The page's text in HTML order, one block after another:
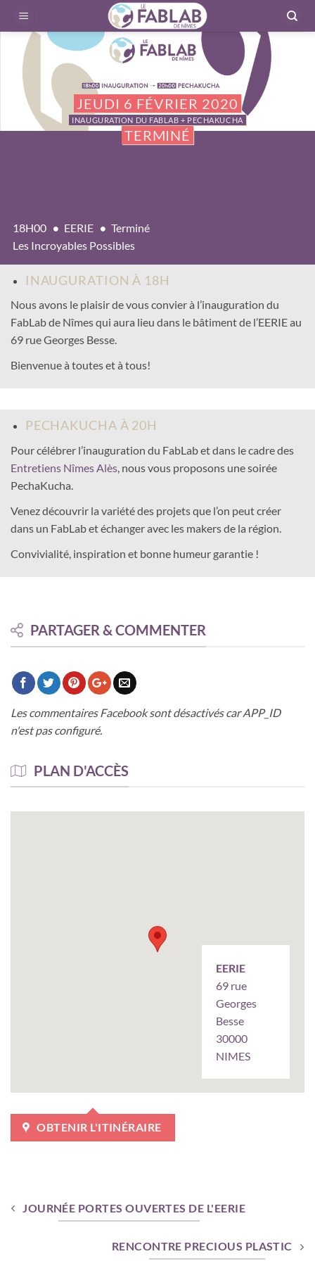
contenu
JEUDI 6 FÉVRIER 2020
INAUGURATION DU FABLAB + PECHAKUCHA
TERMINÉ
18H00 EERIE
Terminé
Les Incroyables Possibles
INAUGURATION À 18H
Nous avons le plaisir de vous convier à l’inauguration du
FabLab de Nîmes qui aura lieu dans le bâtiment de l’EERIE au
69 rue Georges Besse.
Bienvenue à toutes et à tous!
PECHAKUCHA À 20H
Pour célébrer l’inauguration du FabLab et dans le cadre des
Entretiens Nîmes Alès , nous vous proposons une soirée
PechaKucha.
Venez découvrir la variété des projets que l’on peut créer
dans un FabLab et échanger avec les makers de la région.
Convivialité, inspiration et bonne humeur garantie !
PARTAGER & COMMENTER
Les commentaires Facebook sont désactivés car APP_ID
n'est pas configuré.
PLAN D'ACCÈS
EERIE
69 rue
Georges
Besse
30000
NIMES
OBTENIR L'ITINÉRAIRE
JOURNÉE PORTES OUVERTES DE L'EERIE
RENCONTRE PRECIOUS PLASTIC